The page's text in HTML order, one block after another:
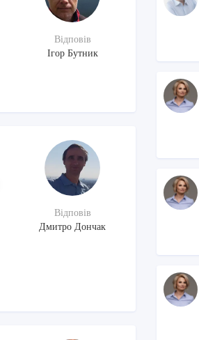
Відповів
Ігор Бутник
Відповів
Дмитро Дончак